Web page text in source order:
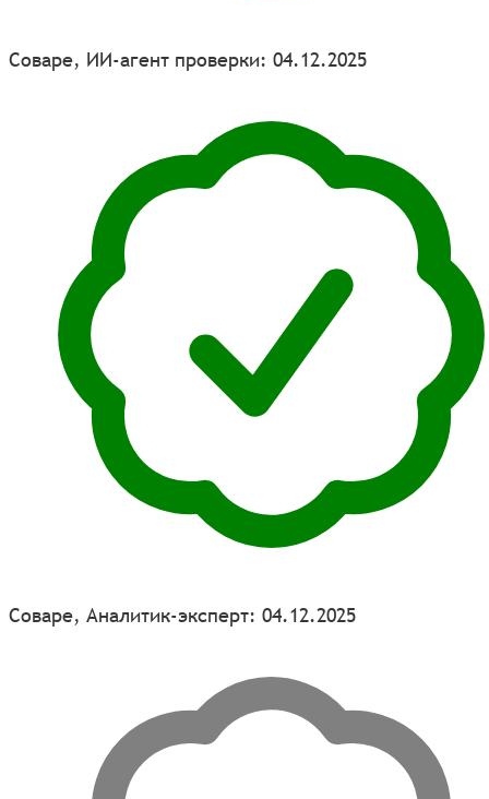
Соваре, ИИ-агент проверки: 04.12.2025
Соваре, Аналитик-эксперт: 04.12.2025